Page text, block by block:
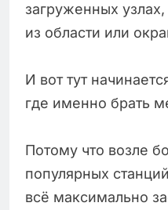
загруженных
из области или
И вот тут
где именно брать
Потому что возле
популярных
всё максимально